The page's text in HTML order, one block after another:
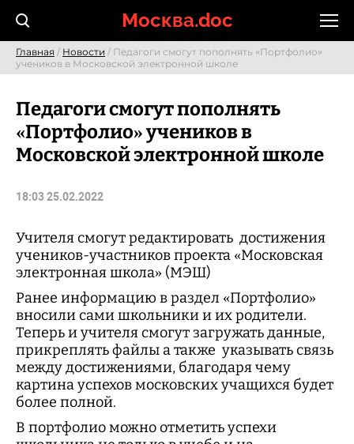
Москва.doc
Главная / Новости / Педагоги смогут пополнять «Портфолио»
учеников в Московской электронной школе
Педагоги смогут пополнять
«Портфолио» учеников в
Московской электронной школе
18:03 25.02.2022
Учителя смогут редактировать достижения
учеников-участников проекта «Московская
электронная школа» (МЭШ)
Ранее информацию в раздел «Портфолио»
вносили сами школьники и их родители.
Теперь и учителя смогут загружать данные,
прикреплять файлы а также указывать связь
между достижениями, благодаря чему
картина успехов московских учащихся будет
более полной.
В портфолио можно отметить успехи